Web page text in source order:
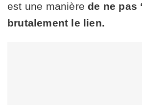
est une manièrede ne pas
brutalement le lien.